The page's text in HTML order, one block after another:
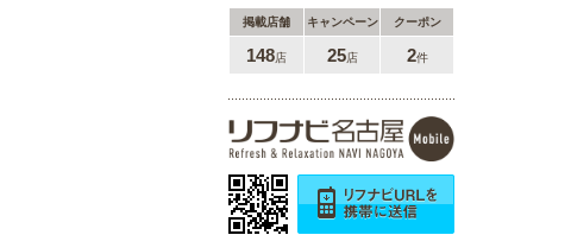
掲載店舗 キャンペーン クーポン
148店 25店 2件